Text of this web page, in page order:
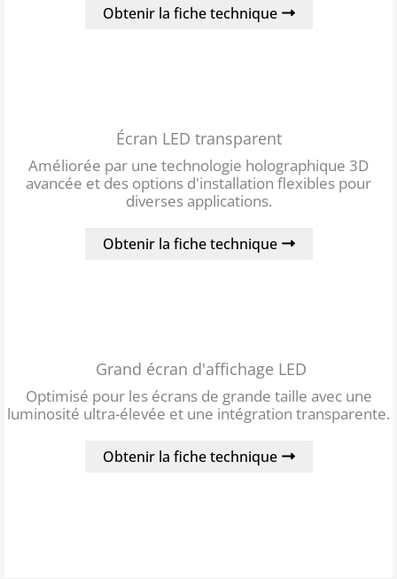
Obtenir la fiche technique
Écran LED transparent
Améliorée par une technologie holographique 3D
avancée et des options d'installation flexibles pour
diverses applications.
Obtenir la fiche technique
Grand écran d'affichage LED
Optimisé pour les écrans de grande taille avec une
luminosité ultra-élevée et une intégration transparente.
Obtenir la fiche technique